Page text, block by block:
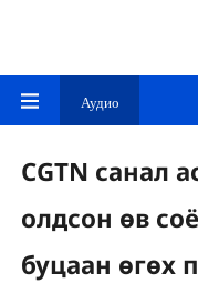
Аудио
CGTN санал
олдсон өв
буцаан өгөх